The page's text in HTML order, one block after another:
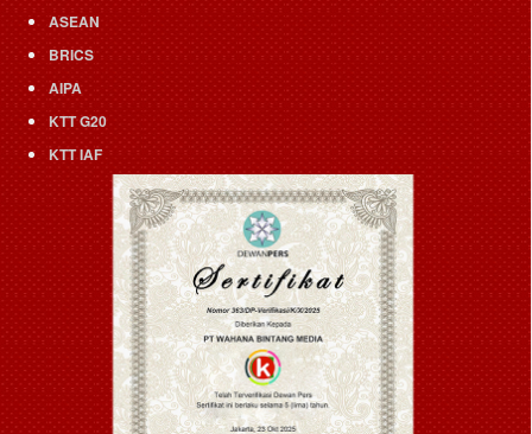
ASEAN
BRICS
AIPA
KTT G20
KTT IAF